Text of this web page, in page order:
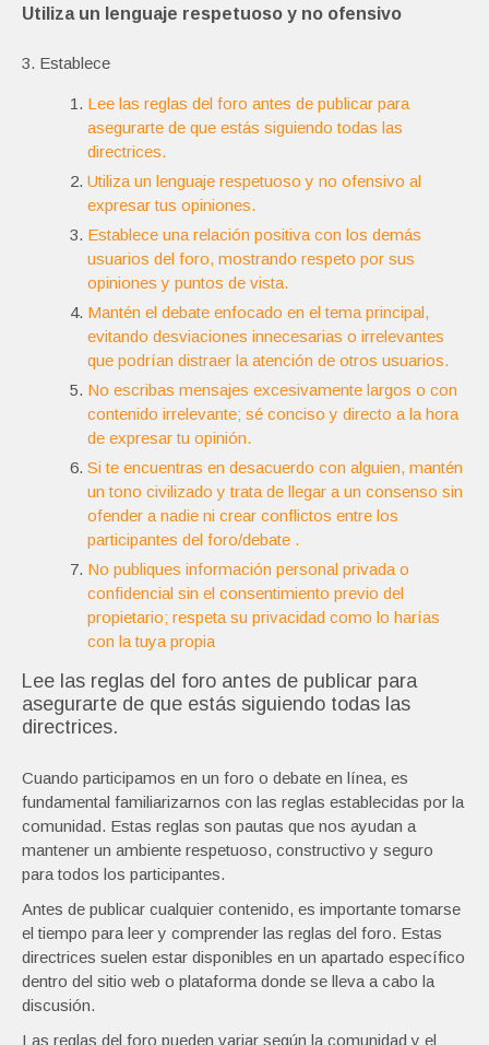
Utiliza un lenguaje respetuoso y no ofensivo
3. Establece
Lee las reglas del foro antes de publicar para
asegurarte de que estás siguiendo todas las
directrices.
Utiliza un lenguaje respetuoso y no ofensivo al
expresar tus opiniones.
Establece una relación positiva con los demás
usuarios del foro, mostrando respeto por sus
opiniones y puntos de vista.
Mantén el debate enfocado en el tema principal,
evitando desviaciones innecesarias o irrelevantes
que podrían distraer la atención de otros usuarios.
No escribas mensajes excesivamente largos o con
contenido irrelevante; sé conciso y directo a la hora
de expresar tu opinión.
Si te encuentras en desacuerdo con alguien, mantén
un tono civilizado y trata de llegar a un consenso sin
ofender a nadie ni crear conflictos entre los
participantes del foro/debate .
No publiques información personal privada o
confidencial sin el consentimiento previo del
propietario; respeta su privacidad como lo harías
con la tuya propia
Lee las reglas del foro antes de publicar para
asegurarte de que estás siguiendo todas las
directrices.
Cuando participamos en un foro o debate en línea, es
fundamental familiarizarnos con las reglas establecidas por la
comunidad. Estas reglas son pautas que nos ayudan a
mantener un ambiente respetuoso, constructivo y seguro
para todos los participantes.
Antes de publicar cualquier contenido, es importante tomarse
el tiempo para leer y comprender las reglas del foro. Estas
directrices suelen estar disponibles en un apartado específico
dentro del sitio web o plataforma donde se lleva a cabo la
discusión.
Las reglas del foro pueden variar según la comunidad y el